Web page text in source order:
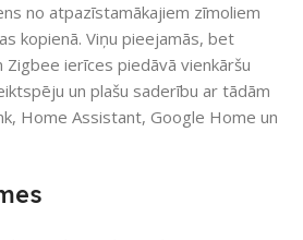
no atpazīstamākajiem zīmoliem
kopienā. Viņu pieejamās, bet
Zigbee ierīces piedāvā vienkāršu
un plašu saderību ar tādām
Home Assistant, Google Home un